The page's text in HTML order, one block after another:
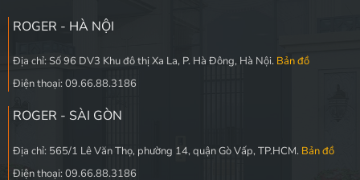
ROGER - HÀ NỘI
Địa chỉ: Số 96 DV3 Khu đô thị Xa La, P. Hà Đông, Hà Nội. Bản đồ
Điện thoại: 09.66.88.3186
ROGER - SÀI GÒN
Địa chỉ: 565/1 Lê Văn Thọ, phường 14, quận Gò Vấp, TP.HCM. Bản đồ
Điện thoại: 09.66.88.3186